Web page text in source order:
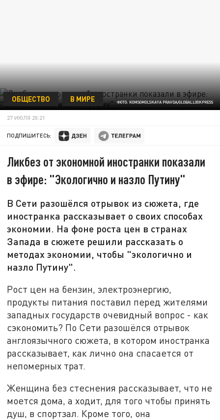
ФОТО: KOMSOMOLSKAYA PRAVDA/GLOBALLOOKPRESS
ОБЩЕСТВО В МИРЕ
27 ИЮЛЯ 20:21
ПОДПИШИТЕСЬ:
Ликбез от экономной иностранки показали
в эфире: "Экологично и назло Путину"
В Сети разошёлся отрывок из сюжета, где
иностранка рассказывает о своих способах
экономии. На фоне роста цен в странах
Запада в сюжете решили рассказать о
методах экономии, чтобы "экологично и
назло Путину".
Рост цен на бензин, электроэнергию,
продукты питания поставил перед жителями
западных государств очевидный вопрос - как
сэкономить? По Сети разошёлся отрывок
англоязычного сюжета, в котором иностранка
рассказывает, как лично она спасается от
непомерных трат.
Женщина без стеснения рассказывает, что не
моется дома, а ходит, для того чтобы принять
душ, в спортзал. Кроме того, она